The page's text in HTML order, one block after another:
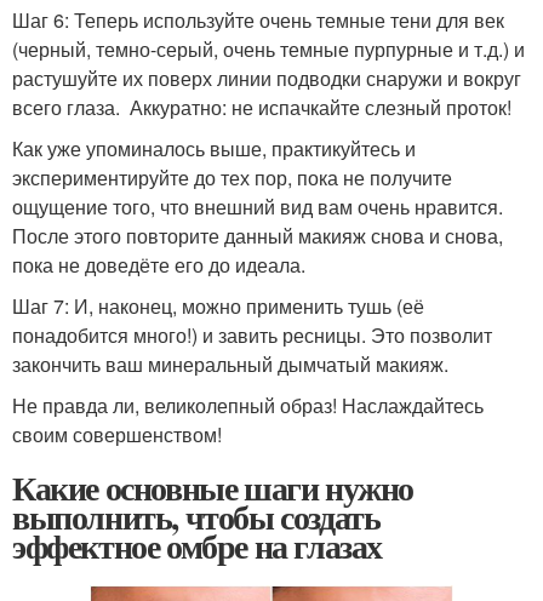
Шаг 6: Теперь используйте очень темные тени для век
(черный, темно-серый, очень темные пурпурные и т.д.) и
растушуйте их поверх линии подводки снаружи и вокруг
всего глаза. Аккуратно: не испачкайте слезный проток!
Как уже упоминалось выше, практикуйтесь и
экспериментируйте до тех пор, пока не получите
ощущение того, что внешний вид вам очень нравится.
После этого повторите данный макияж снова и снова,
пока не доведёте его до идеала.
Шаг 7: И, наконец, можно применить тушь (её
понадобится много!) и завить ресницы. Это позволит
закончить ваш минеральный дымчатый макияж.
Не правда ли, великолепный образ! Наслаждайтесь
своим совершенством!
Какие основные шаги нужно
выполнить, чтобы создать
эффектное омбре на глазах